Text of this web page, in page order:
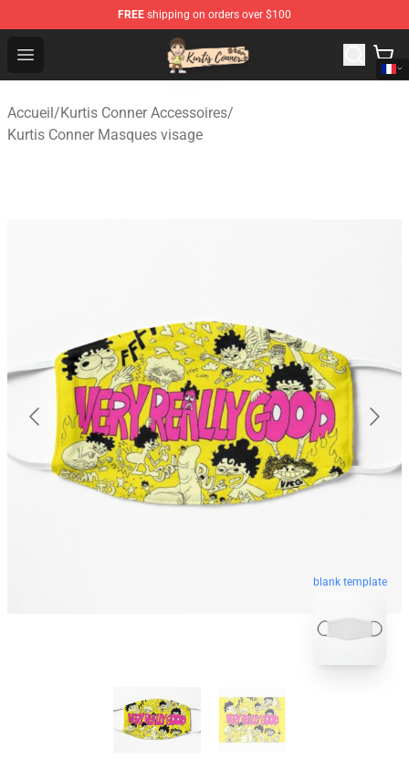
FREE shipping on orders over $100
Open menu
Kurtis Conner Store - Official Kurtis Conner Merchandise
Accueil/Kurtis Conner Accessoires/
Kurtis Conner Masques visage
blank template